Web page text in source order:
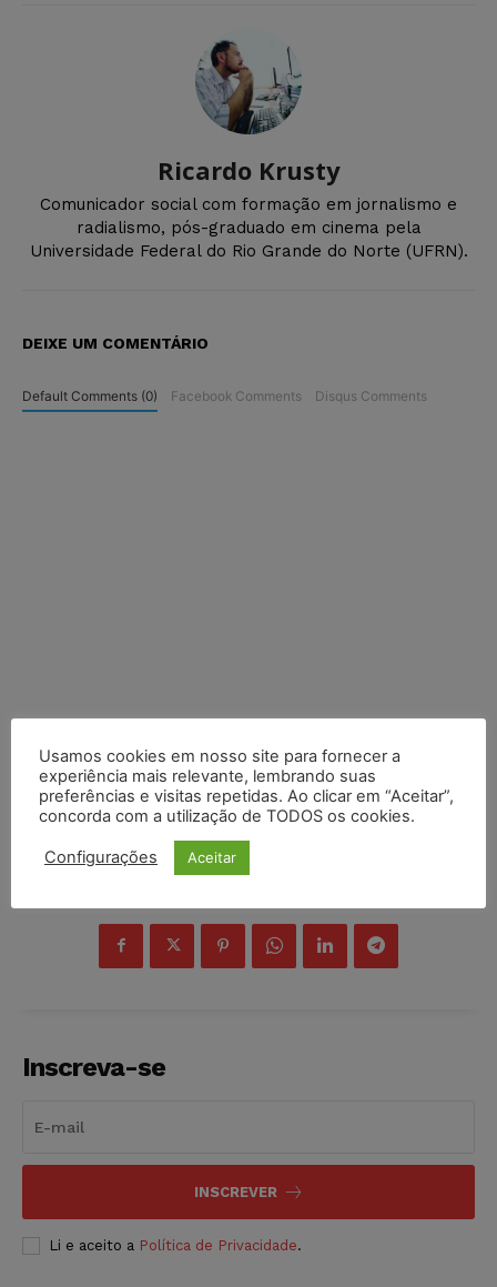
Ricardo Krusty
Comunicador social com formação em jornalismo e
radialismo, pós-graduado em cinema pela
Universidade Federal do Rio Grande do Norte (UFRN).
DEIXE UM COMENTÁRIO
Default Comments (0) Facebook Comments Disqus Comments
Inscreva-se
INSCREVER
Li e aceito a Política de Privacidade.
Usamos cookies em nosso site para fornecer a
experiência mais relevante, lembrando suas
preferências e visitas repetidas. Ao clicar em “Aceitar”,
concorda com a utilização de TODOS os cookies.
Configurações Aceitar